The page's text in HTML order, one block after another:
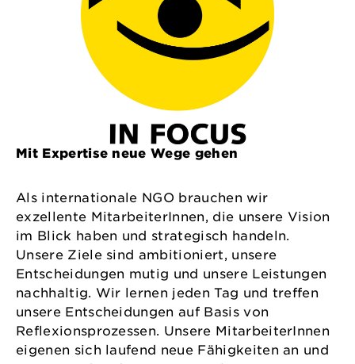
Mit Expertise neue Wege gehen
Als internationale NGO brauchen wir
exzellente MitarbeiterInnen, die unsere Vision
im Blick haben und strategisch handeln.
Unsere Ziele sind ambitioniert, unsere
Entscheidungen mutig und unsere Leistungen
nachhaltig. Wir lernen jeden Tag und treffen
unsere Entscheidungen auf Basis von
Reflexionsprozessen. Unsere MitarbeiterInnen
eigenen sich laufend neue Fähigkeiten an und